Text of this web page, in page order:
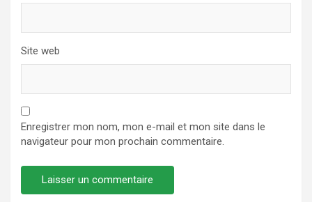
Site web
Enregistrer mon nom, mon e-mail et mon site dans le
navigateur pour mon prochain commentaire.